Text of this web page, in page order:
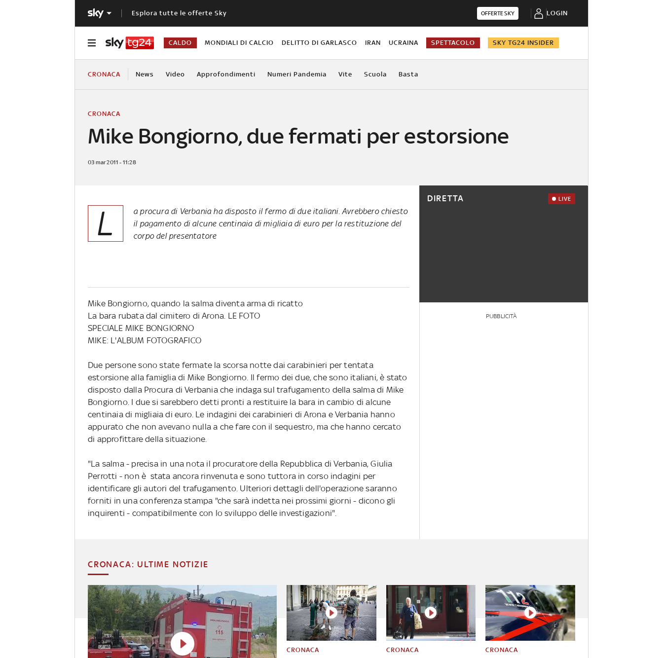
Esplora tutte le offerte Sky OFFERTE SKY LOGIN
CALDO MONDIALI DI CALCIO DELITTO DI GARLASCO IRAN UCRAINA SPETTACOLO SKY TG24 INSIDER
CRONACA News Video Approfondimenti Numeri Pandemia Vite Scuola Basta
Mike Bongiorno, due fermati per estorsione
CRONACA
03 mar 2011 - 11:28
L
a procura di Verbania ha disposto il fermo di due italiani. Avrebbero chiesto
il pagamento di alcune centinaia di migliaia di euro per la restituzione del
corpo del presentatore
Mike Bongiorno, quando la salma diventa arma di ricatto
La bara rubata dal cimitero di Arona. LE FOTO
SPECIALE MIKE BONGIORNO
MIKE: L'ALBUM FOTOGRAFICO
Due persone sono state fermate la scorsa notte dai carabinieri per tentata
estorsione alla famiglia di Mike Bongiorno. Il fermo dei due, che sono italiani, è stato
disposto dalla Procura di Verbania che indaga sul trafugamento della salma di Mike
Bongiorno. I due si sarebbero detti pronti a restituire la bara in cambio di alcune
centinaia di migliaia di euro. Le indagini dei carabinieri di Arona e Verbania hanno
appurato che non avevano nulla a che fare con il sequestro, ma che hanno cercato
di approfittare della situazione.
"La salma - precisa in una nota il procuratore della Repubblica di Verbania, Giulia
Perrotti - non è stata ancora rinvenuta e sono tuttora in corso indagini per
identificare gli autori del trafugamento. Ulteriori dettagli dell'operazione saranno
forniti in una conferenza stampa "che sarà indetta nei prossimi giorni - dicono gli
inquirenti - compatibilmente con lo sviluppo delle investigazioni".
DIRETTA LIVE
PUBBLICITÀ
CRONACA: ULTIME NOTIZIE
CRONACA CRONACA CRONACA